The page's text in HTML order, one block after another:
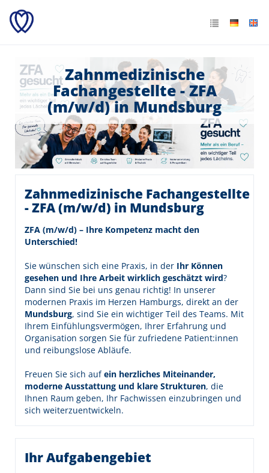
Zahnmedizinische
Fachangestellte - ZFA
(m/w/d) in Mundsburg
Zahnmedizinische Fachangestellte
- ZFA (m/w/d) in Mundsburg
ZFA (m/w/d) – Ihre Kompetenz macht den
Unterschied!
Sie wünschen sich eine Praxis, in der Ihr Können
gesehen und Ihre Arbeit wirklich geschätzt wird?
Dann sind Sie bei uns genau richtig! In unserer
modernen Praxis im Herzen Hamburgs, direkt an der
Mundsburg, sind Sie ein wichtiger Teil des Teams. Mit
Ihrem Einfühlungsvermögen, Ihrer Erfahrung und
Organisation sorgen Sie für zufriedene Patient:innen
und reibungslose Abläufe.
Freuen Sie sich aufein herzliches Miteinander,
moderne Ausstattung und klare Strukturen, die
Ihnen Raum geben, Ihr Fachwissen einzubringen und
sich weiterzuentwickeln.
Ihr Aufgabengebiet